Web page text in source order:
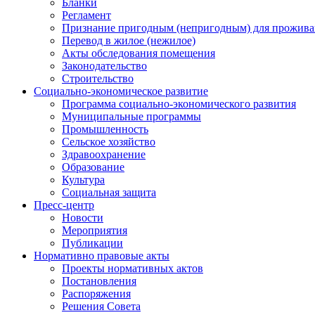
Бланки
Регламент
Признание пригодным (непригодным) для
Перевод в жилое (нежилое)
Акты обследования помещения
Законодательство
Строительство
Социально-экономическое развитие
Программа социально-экономического развития
Муниципальные программы
Промышленность
Сельское хозяйство
Здравоохранение
Образование
Культура
Социальная защита
Пресс-центр
Новости
Мероприятия
Публикации
Нормативно правовые акты
Проекты нормативных актов
Постановления
Распоряжения
Решения Совета